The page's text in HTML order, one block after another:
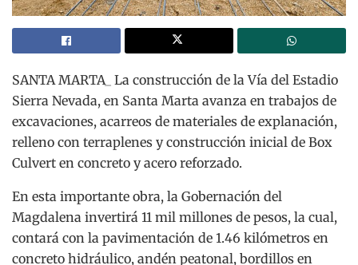
SANTA MARTA_ La construcción de la Vía del Estadio
Sierra Nevada, en Santa Marta avanza en trabajos de
excavaciones, acarreos de materiales de explanación,
relleno con terraplenes y construcción inicial de Box
Culvert en concreto y acero reforzado.
En esta importante obra, la Gobernación del
Magdalena invertirá 11 mil millones de pesos, la cual,
contará con la pavimentación de 1.46 kilómetros en
concreto hidráulico, andén peatonal, bordillos en